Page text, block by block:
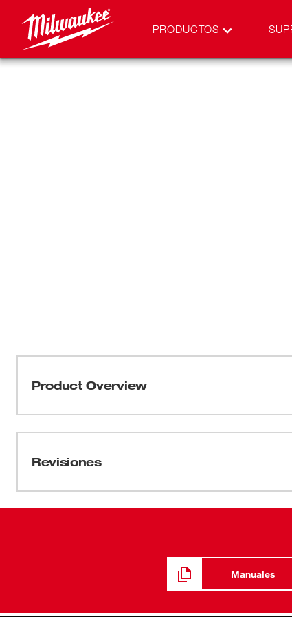
PRODUCTOS
Product Overview
cuatro costados planos paralelos, los que impiden
cuenta con una mejor visibilidad y facilidad de
estándar tienen geometría optimizada para reducir
Revisiones
Manuales